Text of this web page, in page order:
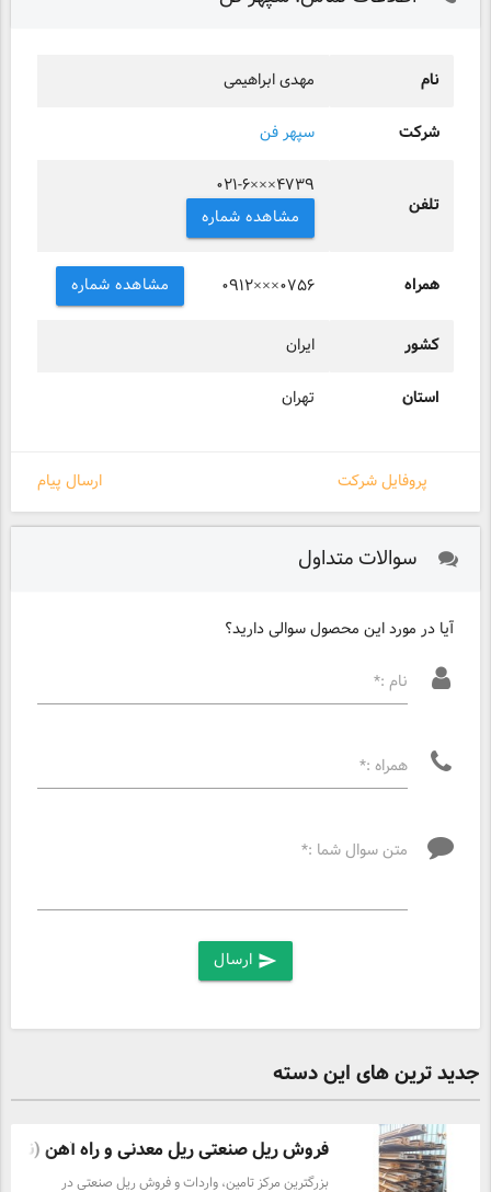
نام مهدی ابراهیمی
شرکت سپهر فن
تلفن
۰۲۱-۶×××۴۷۳۹
مشاهده شماره
همراه ۰۹۱۲×××۰۷۵۶ مشاهده شماره
کشور ایران
استان تهران
ارسال پیام پروفایل شرکت
سوالات متداول
آیا در مورد این محصول سوالی دارید؟
نام :*
همراه :*
متن سوال شما :*
send
جدید ترین های این دسته
فروش ریل صنعتی ریل معدنی و راه آهن (نو
بزرگترین مرکز تامین، واردات و فروش ریل صنعتی در